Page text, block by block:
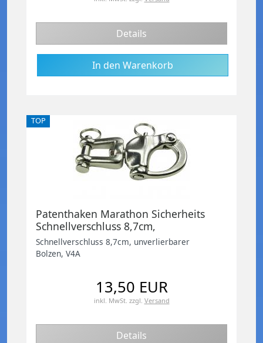
Details
TOP
Patenthaken Marathon Sicherheits
Schnellverschluss 8,7cm,
unverlierbarer Bolzen, V4A
Schnellverschluss 8,7cm, unverlierbarer
Bolzen, V4A
13,50 EUR
inkl. MwSt. zzgl. Versand
Details